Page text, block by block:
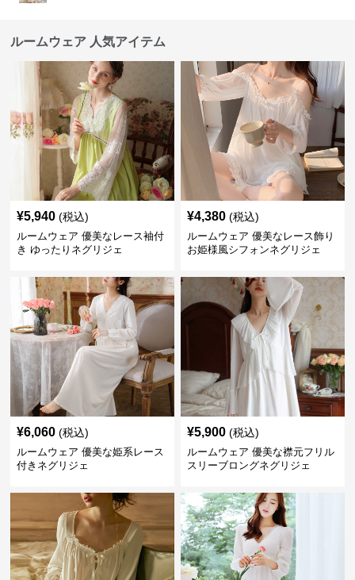
ルームウェア 人気アイテム
¥5,940 (税込)
ルームウェア 優美なレース袖付
き ゆったりネグリジェ
¥4,380 (税込)
ルームウェア 優美なレース飾り
お姫様風シフォンネグリジェ
¥6,060 (税込)
ルームウェア 優美な姫系レース
付きネグリジェ
¥5,900 (税込)
ルームウェア 優美な襟元フリル
スリーブロングネグリジェ